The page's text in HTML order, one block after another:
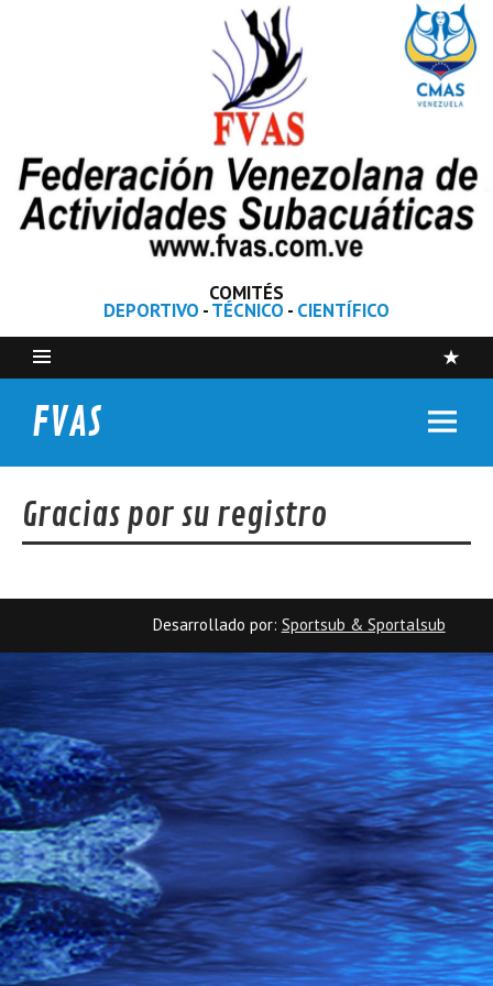
COMITÉS
DEPORTIVO -TÉCNICO - CIENTÍFICO
FVAS
Gracias por su registro
Desarrollado por: Sportsub & Sportalsub